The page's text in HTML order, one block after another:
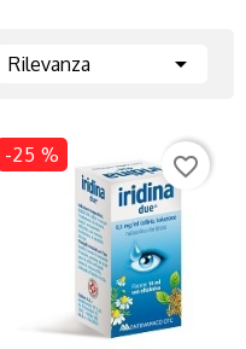
Rilevanza 
-25 % favorite_border